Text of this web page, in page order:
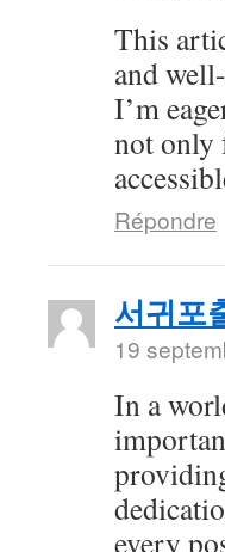
This
and
I’m
not only
Répondre
서귀포
19
In a
every